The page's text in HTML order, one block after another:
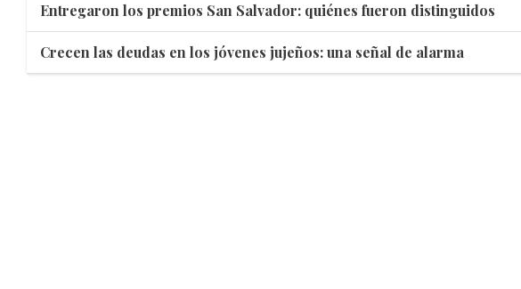
Entregaron los premios San Salvador: quiénes fueron distinguidos
Crecen las deudas en los jóvenes jujeños: una señal de alarma